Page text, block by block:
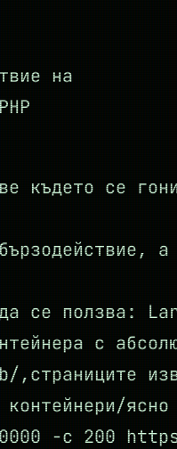
на
където се
а
се ползва:
с
,страниците
контейнери/
-c 200